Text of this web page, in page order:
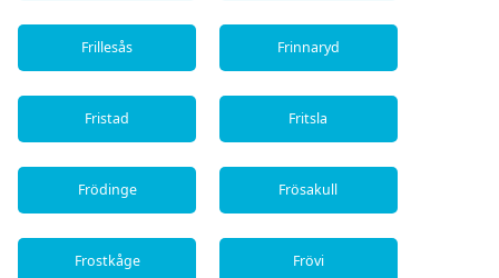
Frillesås Frinnaryd
Fristad Fritsla
Frödinge Frösakull
Frostkåge Frövi